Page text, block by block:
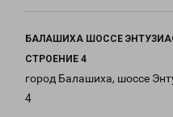
БАЛАШИХА ШОССЕ
СТРОЕНИЕ 4
город Балашиха, шоссе
4